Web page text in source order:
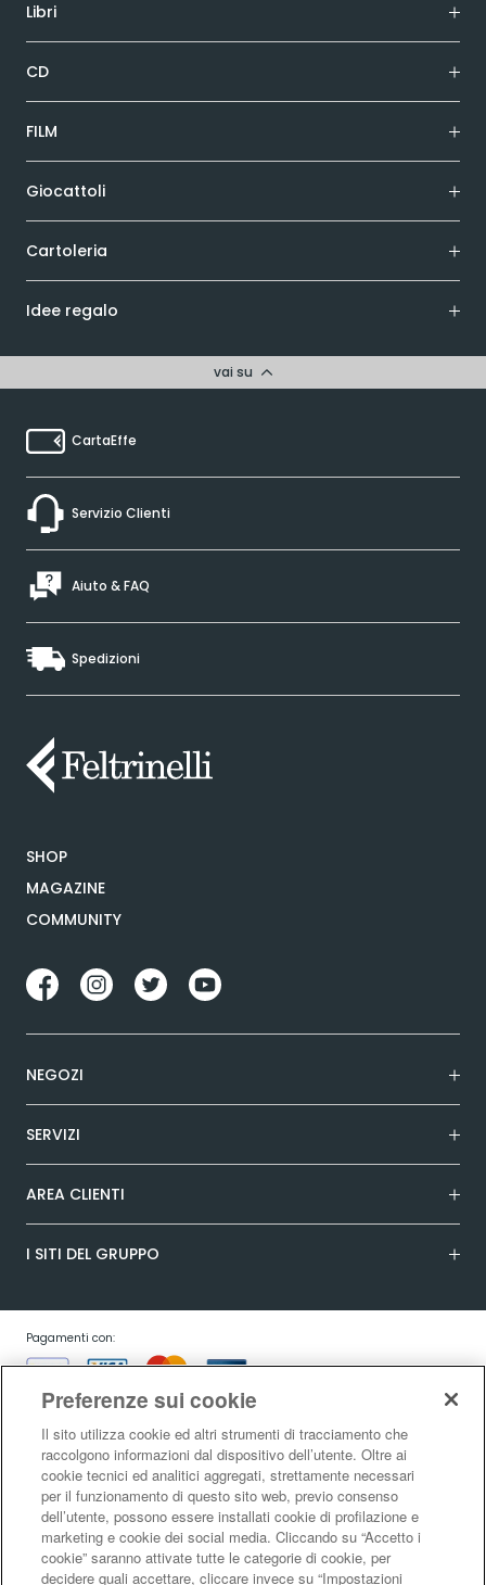
Libri
CD
FILM
Giocattoli
Cartoleria
Idee regalo
vai su
CartaEffe
Servizio Clienti
Aiuto & FAQ
Spedizioni
SHOP
MAGAZINE
COMMUNITY
NEGOZI
SERVIZI
AREA CLIENTI
I SITI DEL GRUPPO
Pagamenti con:
Garanzia:
Condizioni generali di vendita |Condizioni d’uso del sito|Informativa sulla
Preferenze sui cookie
Il sito utilizza cookie ed altri strumenti di tracciamento che
raccolgono informazioni dal dispositivo dell’utente. Oltre ai
cookie tecnici ed analitici aggregati, strettamente necessari
per il funzionamento di questo sito web, previo consenso
dell’utente, possono essere installati cookie di profilazione e
marketing e cookie dei social media. Cliccando su “Accetto i
cookie” saranno attivate tutte le categorie di cookie, per
decidere quali accettare, cliccare invece su “Impostazioni